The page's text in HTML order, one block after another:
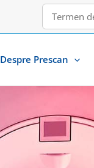
Search
for:
Despre Prescan